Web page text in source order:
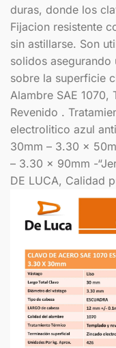
duras, donde los
Fijacion resistente
sin astillarse. Son
solidos
sobre la superficie
Alambre SAE 1070,
Revenido .
electrolitico azul
30mm – 3.30 x
– 3.30 x 90mm -
DE LUCA, Calidad